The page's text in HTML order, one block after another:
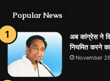
Popular News
अब कांग्रेस ने
नियमित करने
November